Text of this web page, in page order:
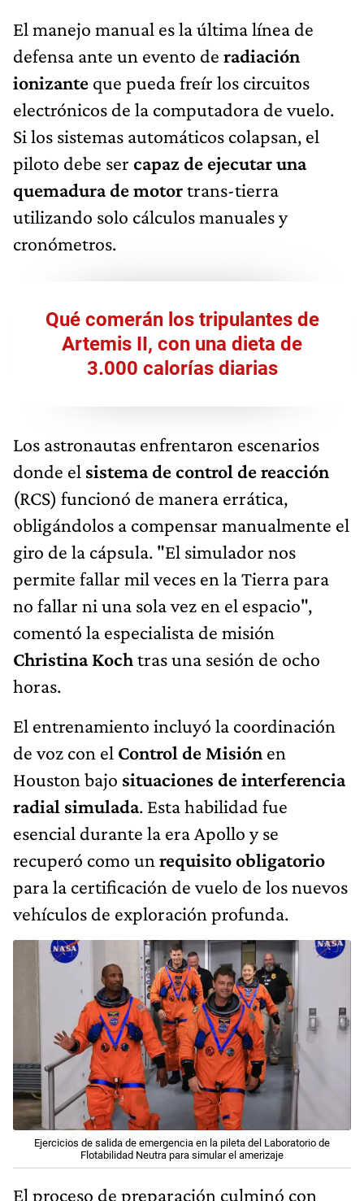
El manejo manual es la última línea de
defensa ante un evento de radiación
ionizante que pueda freír los circuitos
electrónicos de la computadora de vuelo.
Si los sistemas automáticos colapsan, el
piloto debe ser capaz de ejecutar una
quemadura de motortrans-tierra
utilizando solo cálculos manuales y
cronómetros.
Qué comerán los tripulantes de
Artemis II, con una dieta de
3.000 calorías diarias
Los astronautas enfrentaron escenarios
donde el sistema de control de reacción
(RCS) funcionó de manera errática,
obligándolos a compensar manualmente el
giro de la cápsula. "El simulador nos
permite fallar mil veces en la Tierra para
no fallar ni una sola vez en el espacio",
comentó la especialista de misión
Christina Kochtras una sesión de ocho
horas.
El entrenamiento incluyó la coordinación
de voz con el Control de Misión en
Houston bajo situaciones de interferencia
radial simulada. Esta habilidad fue
esencial durante la era Apollo y se
recuperó como un requisito obligatorio
para la certificación de vuelo de los nuevos
vehículos de exploración profunda.
Ejercicios de salida de emergencia en la pileta del Laboratorio de
Flotabilidad Neutra para simular el amerizaje
El proceso de preparación culminó con